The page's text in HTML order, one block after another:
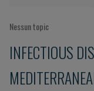
Nessun topic
INFECTIOUS